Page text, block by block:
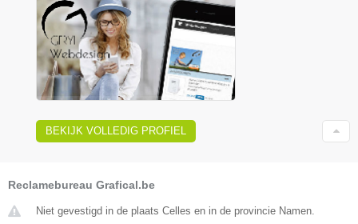
BEKIJK VOLLEDIG PROFIEL
Reclamebureau Grafical.be
Niet gevestigd in de plaats Celles en in de provincie Namen.